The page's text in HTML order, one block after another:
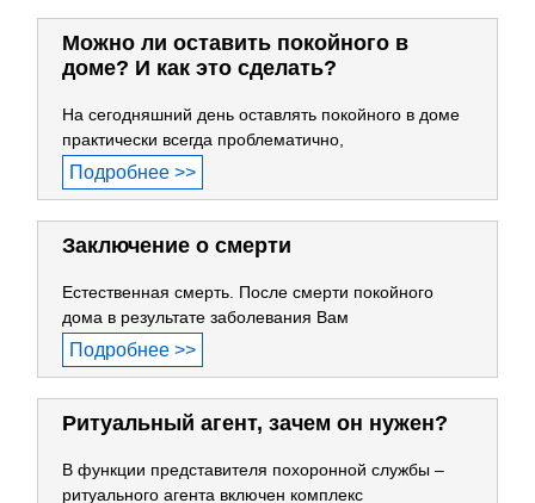
Можно ли оставить покойного в
доме? И как это сделать?
На сегодняшний день оставлять покойного в доме
практически всегда проблематично,
Подробнее >>
Заключение о смерти
Естественная смерть. После смерти покойного
дома в результате заболевания Вам
Подробнее >>
Ритуальный агент, зачем он нужен?
В функции представителя похоронной службы –
ритуального агента включен комплекс